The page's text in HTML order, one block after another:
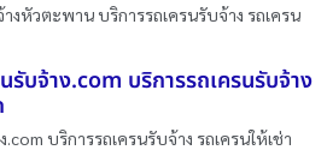
งหัวตะพาน บริการรถเครนรับจ้าง รถเครน
รับจ้าง.com บริการรถเครนรับจ้าง
บริการรถเครนรับจ้าง รถเครนให้เช่า